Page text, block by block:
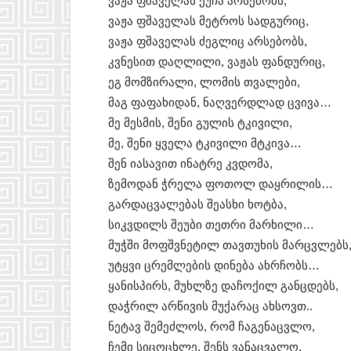
ვაჟა ფშაველას მეტროს სადგურიც,
ვაჟა ფშაველას ძეგლიც არსებობს,
კვნესით დაღლილი, ვაჟას ფანდურიც,
ეგ მომზირალი, ლომის თვალები,
მაგ ფაფახიდან, ნაღვერდლად ცვივა…
მე მესმის, შენი გულის ტკივილი,
მე, შენი ყველა ტკივილი მტკივა…
შენ იასავით ინატრე კვდომა,
ზემოდან ჭრელა ფოთოლ დაყრილის…
გარდაცვალებას შეასხი ხოტბა,
სიკვდილს შეუბი თეთრი მარხილი…
მუჭში მოფშვნეტილ თავთუხის მარცვლებს,
უტყვი ცრემლების დინება ახრჩობს…
ყანისპირს, მუხლზე დაჩოქილ განცდებს,
დაჭრილ არწივის მუქარაც ახსოვთ..
ნეტავ შემეძლოს, რომ ჩაგენაცვლო,
ჩემი სიცოცხლე, შენს ვანაცვალო,